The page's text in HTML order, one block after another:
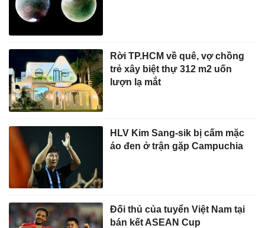
Rời TP.HCM về quê, vợ chồng
trẻ xây biệt thự 312 m2 uốn
lượn lạ mắt
HLV Kim Sang-sik bị cấm mặc
áo đen ở trận gặp Campuchia
Đối thủ của tuyển Việt Nam tại
bán kết ASEAN Cup